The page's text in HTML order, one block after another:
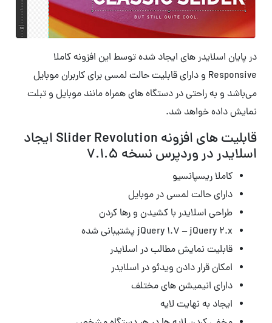
در پایان اسلایدر های ایجاد شده توسط این افزونه کاملا
Responsive و دارای قابلیت حالت لمسی برای کاربران موبایل
می‌باشد و به راحتی در دستگاه های همراه مانند موبایل و تبلت
نمایش داده خواهد شد.
قابلیت های افزونه Slider Revolution ایجاد
اسلایدر در وردپرس نسخه ۷.۱.۵
کاملا ریسپانسیو
دارای حالت لمسی در موبایل
طراحی اسلایدر با کشیدن و رها کردن
jQuery 1.7 – jQuery 2.x پشتیبانی شده
قابلیت نمایش مطالب در اسلایدر
امکان قرار دادن ویدئو در اسلایدر
دارای انیمیشن های مختلف
ایجاد به نهایت لایه